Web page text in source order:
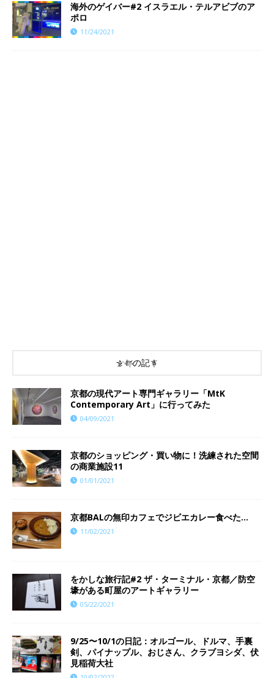
海外のゲイバー#2 イスラエル・テルアビブのア
ポロ
11/24/2021
京都の記事
京都の現代アート専門ギャラリー「MtK
Contemporary Art」に行ってみた
04/09/2021
京都のショッピング・買い物に！洗練された空間
の商業施設11
01/01/2021
京都BALの無印カフェでジビエカレー食べた…
11/02/2021
をかしな旅行記#2 ザ・ターミナル・京都／防空
壕がある町屋のアートギャラリー
05/22/2021
9/25〜10/1の日記：オルゴール、ドルマ、手裏
剣、パイナップル、おじさん、クラブヨシダ、伏
見稲荷大社